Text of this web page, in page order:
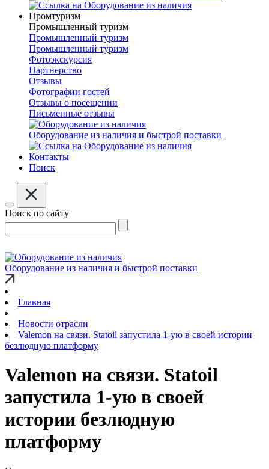
Промтуризм
Промышленный туризм
Промышленный туризм
Промышленный туризм
Фотоэкскурсия
Партнерство
Отзывы
Фотографии гостей
Отзывы о посещении
Письменные отзывы
Оборудование из наличия и быстрой поставки
Контакты
Поиск
Поиск по сайту
Оборудование из наличия и быстрой поставки
Главная
Новости отрасли
Valemon на связи. Statoil запустила 1-ую в своей истории
безлюдную платформу
Valemon на связи. Statoil
запустила 1-ую в своей
истории безлюдную
платформу